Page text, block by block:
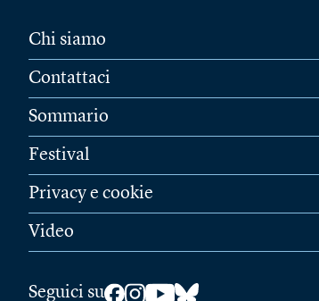
Chi siamo
Contattaci
Sommario
Festival
Privacy e cookie
Video
Seguici su